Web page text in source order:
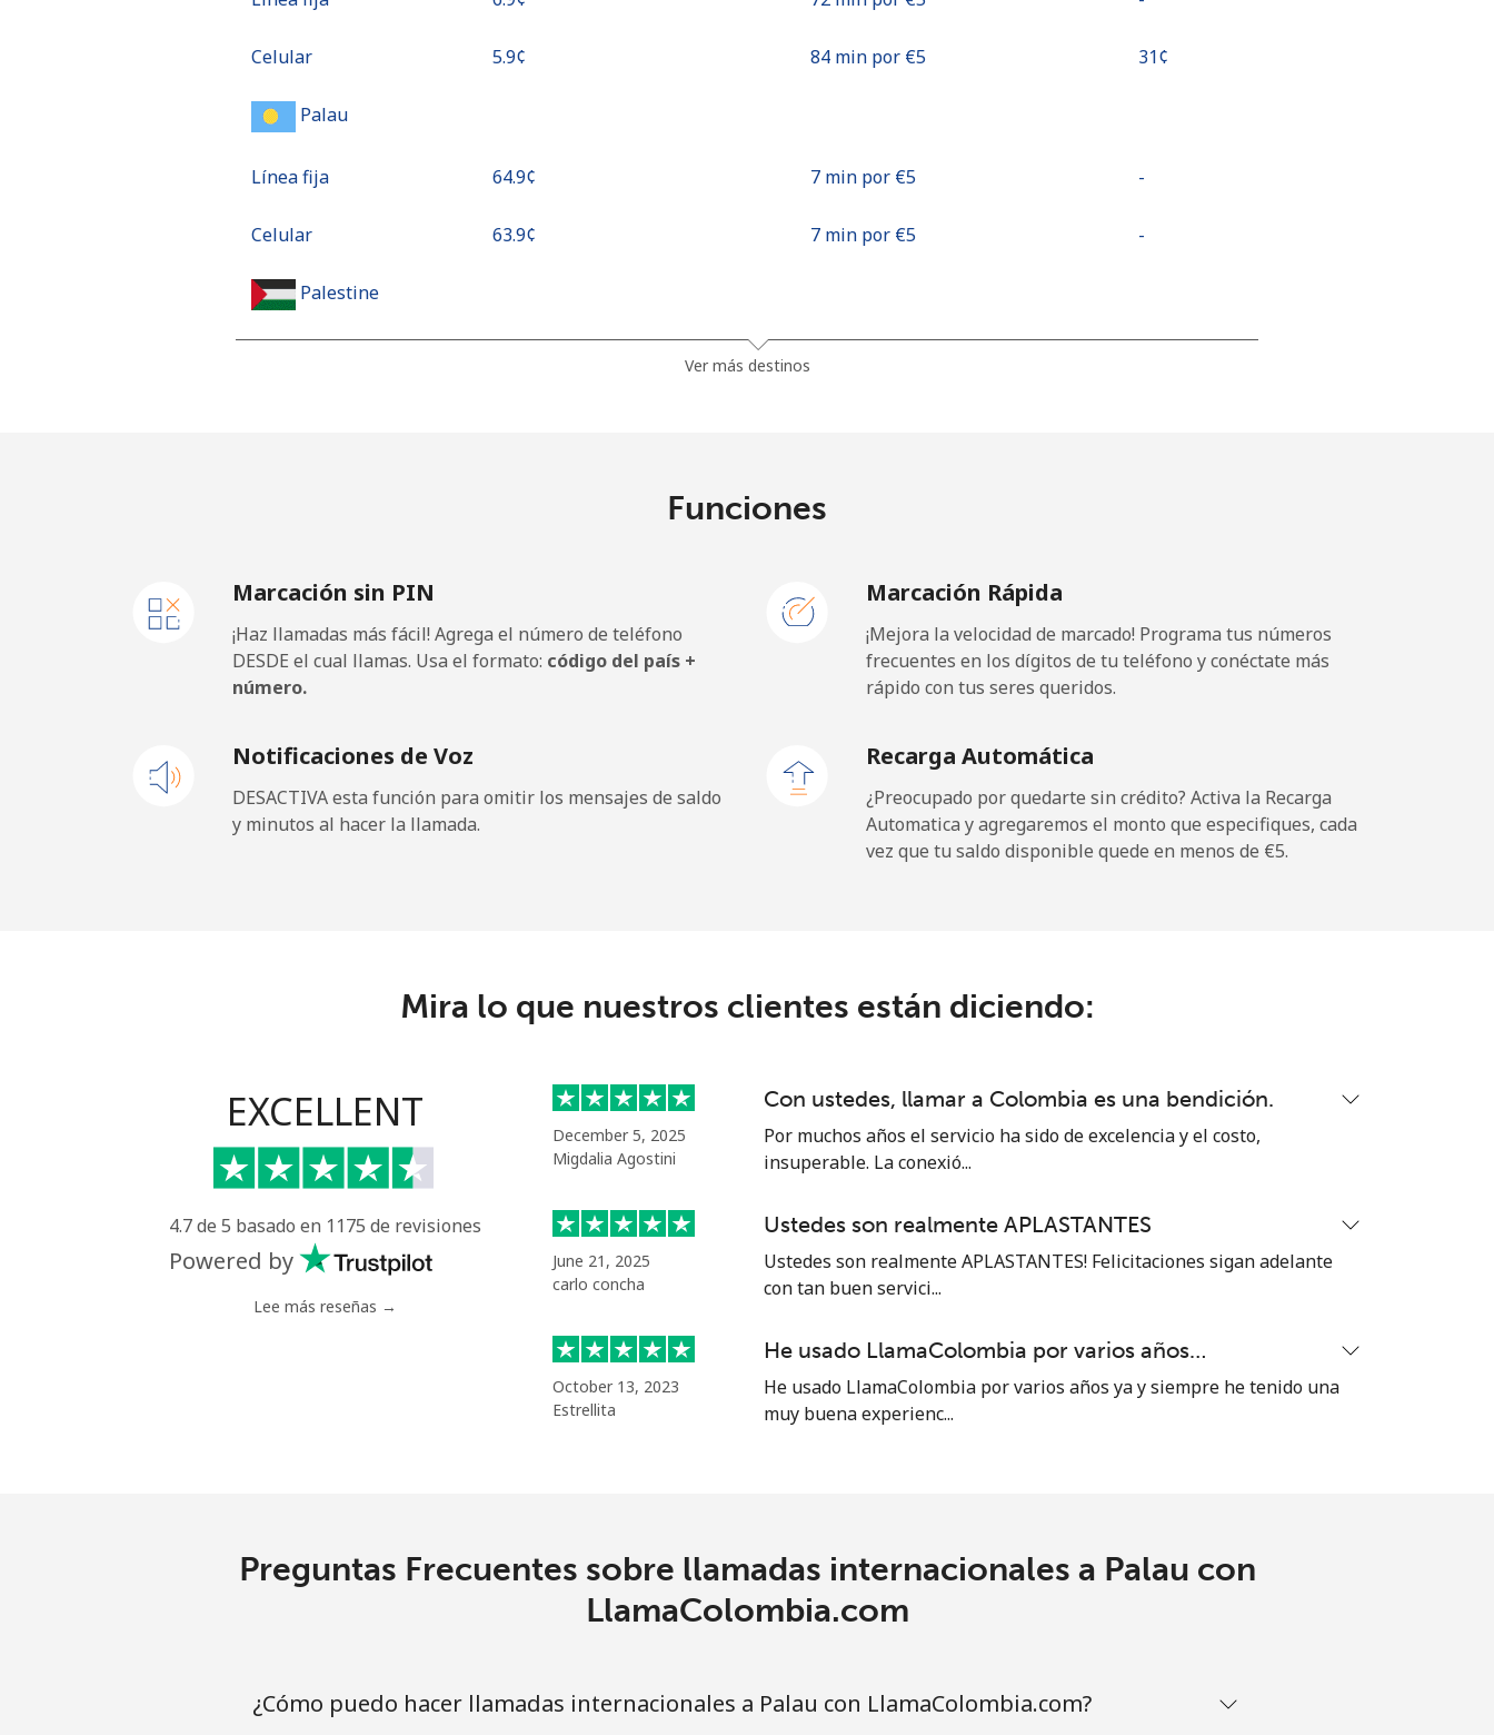
Celular ⁦5.9¢⁩ 84 min por ⁦€5⁩ ⁦31¢⁩
Palau
Línea fija ⁦64.9¢⁩ 7 min por ⁦€5⁩ -
Celular ⁦63.9¢⁩ 7 min por ⁦€5⁩ -
Palestine
Celular 26 min por ⁦€5⁩
Papua New Guinea
Celular 4 min por ⁦€5⁩
Paraguay
Celular 333 min por ⁦€5⁩
Philippines
Línea fija
Celular 40 min por ⁦€5⁩
333 min por ⁦€5⁩
333 min por ⁦€5⁩
Puerto Rico
Ver más destinos
Funciones
Marcación sin PIN
¡Haz llamadas más fácil! Agrega el número de teléfono
DESDE el cual llamas. Usa el formato: código del país +
número.
Marcación Rápida
¡Mejora la velocidad de marcado! Programa tus números
frecuentes en los dígitos de tu teléfono y conéctate más
rápido con tus seres queridos.
Notificaciones de Voz
DESACTIVA esta función para omitir los mensajes de saldo
y minutos al hacer la llamada.
Recarga Automática
¿Preocupado por quedarte sin crédito? Activa la Recarga
Automatica y agregaremos el monto que especifiques, cada
vez que tu saldo disponible quede en menos de ⁦€5⁩.
Mira lo que nuestros clientes están diciendo:
EXCELLENT
4.7 de 5 basado en 1175 de revisiones
Powered by
Lee más reseñas →
December 5, 2025
Migdalia Agostini
Con ustedes, llamar a Colombia es una bendición.
Por muchos años el servicio ha sido de excelencia y el costo,
insuperable. La conexió...
June 21, 2025
carlo concha
Ustedes son realmente APLASTANTES
Ustedes son realmente APLASTANTES! Felicitaciones sigan adelante
con tan buen servici...
October 13, 2023
Estrellita
He usado LlamaColombia por varios años…
He usado LlamaColombia por varios años ya y siempre he tenido una
muy buena experienc...
Preguntas Frecuentes sobre llamadas internacionales a Palau con
LlamaColombia.com
¿Cómo puedo hacer llamadas internacionales a Palau con LlamaColombia.com?